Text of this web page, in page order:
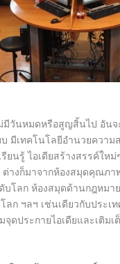
มีวันหมดหรือสูญสิ้นไป อัน
มีเทคโนโลยีอำนวยควา
ยนรู้ ไอเดียสร้างสรรค์ใ
างก็มาจากห้องสมุดคุณภ
โลก ห้องสมุดด้านกฎหมา
ก ฯลฯ เช่นเดียวกับประ
ดประกายไอเดียและเติม